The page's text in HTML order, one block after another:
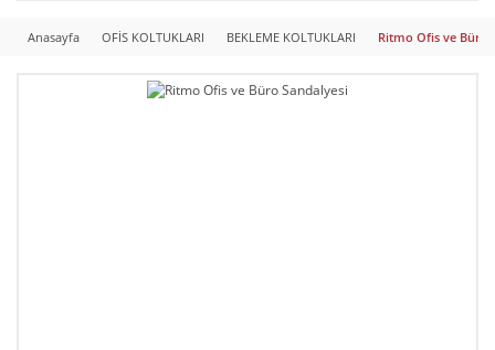
Anasayfa OFİS KOLTUKLARI BEKLEME KOLTUKLARI Ritmo Ofis ve Büro